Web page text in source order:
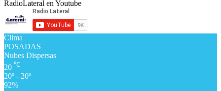
RadioLateral en Youtube
Clima
POSADAS
Nubes Dispersas
20 ℃
20º - 20º
92%